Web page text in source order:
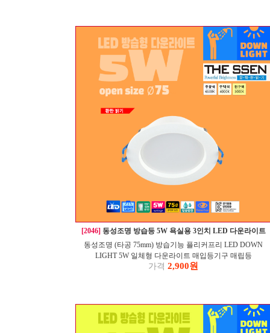
[2046] 동성조명 방습등 5W 욕실용 3인치 LED 다운라이트
동성조명 (타공 75mm) 방습기능 플리커프리 LED DOWN
LIGHT 5W 일체형 다운라이트 매입등기구 매립등
가격 2,900원